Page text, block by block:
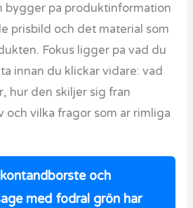
bygger pa produktinformation
prisbild och det material som
Fokus ligger pa vad du
innan du klickar vidare: vad
hur den skiljer sig fran
och vilka fragor som ar rimliga
och
med fodral grön har